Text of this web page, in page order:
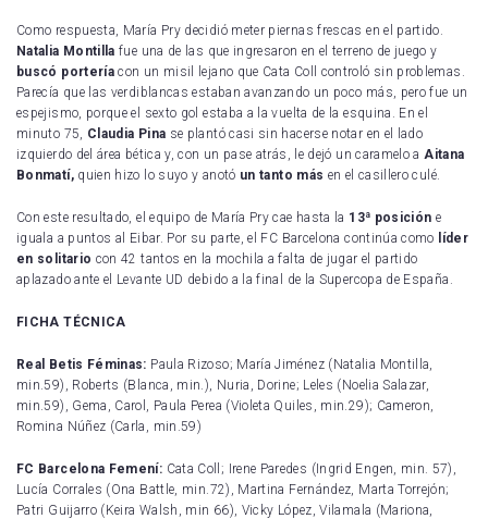
Como respuesta, María Pry decidió meter piernas frescas en el partido.
Natalia Montilla fue una de las que ingresaron en el terreno de juego y
buscó portería con un misil lejano que Cata Coll controló sin problemas.
Parecía que las verdiblancas estaban avanzando un poco más, pero fue un
espejismo, porque el sexto gol estaba a la vuelta de la esquina. En el
minuto 75, Claudia Pina se plantó casi sin hacerse notar en el lado
izquierdo del área bética y, con un pase atrás, le dejó un caramelo a Aitana
Bonmatí,quien hizo lo suyo y anotó un tanto más en el casillero culé.
Con este resultado, el equipo de María Pry cae hasta la 13ª posición e
iguala a puntos al Eibar. Por su parte, el FC Barcelona continúa como
líder
en solitario con 42 tantos en la mochila a falta de jugar el partido
aplazado ante el Levante UD debido a la final de la Supercopa de España.
FICHA TÉCNICA
Real Betis Féminas: Paula Rizoso; María Jiménez (Natalia Montilla,
min.59), Roberts (Blanca, min.), Nuria, Dorine; Leles (Noelia Salazar,
min.59), Gema, Carol, Paula Perea (Violeta Quiles, min.29); Cameron,
Romina Núñez (Carla, min.59)
FC Barcelona Femení: Cata Coll; Irene Paredes (Ingrid Engen, min. 57),
Lucía Corrales (Ona Battle, min.72), Martina Fernández, Marta Torrejón;
Patri Guijarro (Keira Walsh, min 66), Vicky López, Vilamala (Mariona,